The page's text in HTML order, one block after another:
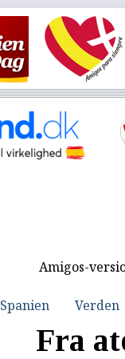
Amigos-
Spanien Verden
Fra